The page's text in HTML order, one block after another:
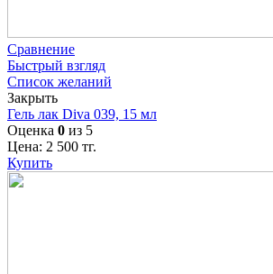
Сравнение
Быстрый взгляд
Список желаний
Закрыть
Гель лак Diva 039, 15 мл
Оценка 0 из 5
Цена: 2 500 тг.
Купить